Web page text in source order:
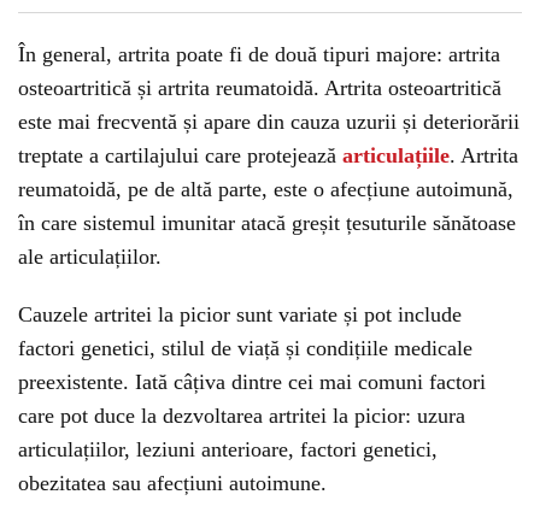
În general, artrita poate fi de două tipuri majore: artrita
osteoartritică și artrita reumatoidă. Artrita osteoartritică
este mai frecventă și apare din cauza uzurii și deteriorării
treptate a cartilajului care protejează articulațiile. Artrita
reumatoidă, pe de altă parte, este o afecțiune autoimună,
în care sistemul imunitar atacă greșit țesuturile sănătoase
ale articulațiilor.
Cauzele artritei la picior sunt variate și pot include
factori genetici, stilul de viață și condițiile medicale
preexistente. Iată câțiva dintre cei mai comuni factori
care pot duce la dezvoltarea artritei la picior: uzura
articulațiilor, leziuni anterioare, factori genetici,
obezitatea sau afecțiuni autoimune.